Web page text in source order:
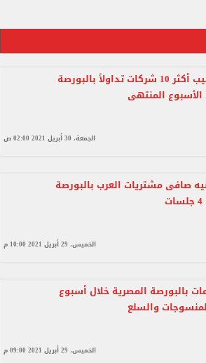
تعرف على ترتيب أكثر 10 شركات تداولاً بالبورصة
الأسبوع المنتهى
الجمعة، 30 أبريل 2021 02:00 ص
جنيه صافى مشتريات العرب بالبورصة
الخميس، 29 أبريل 2021 10:00 م
10 قطاعات بالبورصة المصرية خلال أسبوع
والسلع
الخميس، 29 أبريل 2021 09:00 م